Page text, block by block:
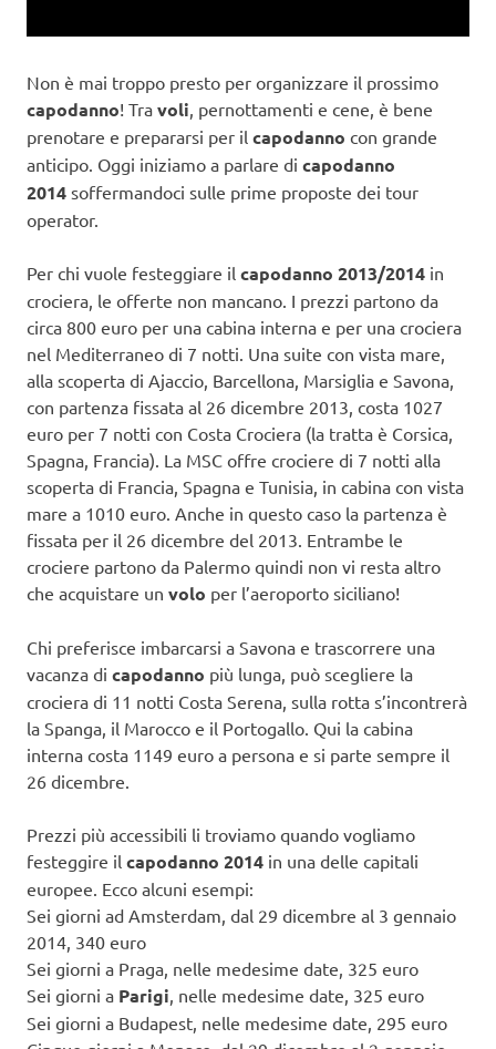
Non è mai troppo presto per organizzare il prossimo
capodanno! Tra voli, pernottamenti e cene, è bene
prenotare e prepararsi per il capodanno con grande
anticipo. Oggi iniziamo a parlare di capodanno
2014 soffermandoci sulle prime proposte dei tour
operator.
Per chi vuole festeggiare il capodanno 2013/2014 in
crociera, le offerte non mancano. I prezzi partono da
circa 800 euro per una cabina interna e per una crociera
nel Mediterraneo di 7 notti. Una suite con vista mare,
alla scoperta di Ajaccio, Barcellona, Marsiglia e Savona,
con partenza fissata al 26 dicembre 2013, costa 1027
euro per 7 notti con Costa Crociera (la tratta è Corsica,
Spagna, Francia). La MSC offre crociere di 7 notti alla
scoperta di Francia, Spagna e Tunisia, in cabina con vista
mare a 1010 euro. Anche in questo caso la partenza è
fissata per il 26 dicembre del 2013. Entrambe le
crociere partono da Palermo quindi non vi resta altro
che acquistare un volo per l’aeroporto siciliano!
Chi preferisce imbarcarsi a Savona e trascorrere una
vacanza di capodanno più lunga, può scegliere la
crociera di 11 notti Costa Serena, sulla rotta s’incontrerà
la Spanga, il Marocco e il Portogallo. Qui la cabina
interna costa 1149 euro a persona e si parte sempre il
26 dicembre.
Prezzi più accessibili li troviamo quando vogliamo
festeggire il capodanno 2014 in una delle capitali
europee. Ecco alcuni esempi:
Sei giorni ad Amsterdam, dal 29 dicembre al 3 gennaio
2014, 340 euro
Sei giorni a Praga, nelle medesime date, 325 euro
Sei giorni a Parigi, nelle medesime date, 325 euro
Sei giorni a Budapest, nelle medesime date, 295 euro